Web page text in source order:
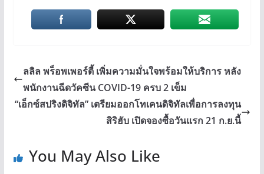
ลลิล พร็อพเพอร์ตี้ เพิ่มความมั่นใจพร้อมให้บริการ หลัง
พนักงานฉีดวัคซีน COVID-19 ครบ 2 เข็ม
“เอ็กซ์สปริงดิจิทัล” เตรียมออกโทเคนดิจิทัลเพื่อการลงทุน
สิริฮับ เปิดจองซื้อวันแรก 21 ก.ย.นี้
You May Also Like